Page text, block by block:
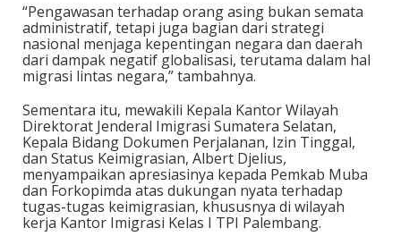
“Pengawasan terhadap orang asing bukan semata
administratif, tetapi juga bagian dari strategi
nasional menjaga kepentingan negara dan daerah
dari dampak negatif globalisasi, terutama dalam hal
migrasi lintas negara,” tambahnya.
Sementara itu, mewakili Kepala Kantor Wilayah
Direktorat Jenderal Imigrasi Sumatera Selatan,
Kepala Bidang Dokumen Perjalanan, Izin Tinggal,
dan Status Keimigrasian, Albert Djelius,
menyampaikan apresiasinya kepada Pemkab Muba
dan Forkopimda atas dukungan nyata terhadap
tugas-tugas keimigrasian, khususnya di wilayah
kerja Kantor Imigrasi Kelas I TPI Palembang.